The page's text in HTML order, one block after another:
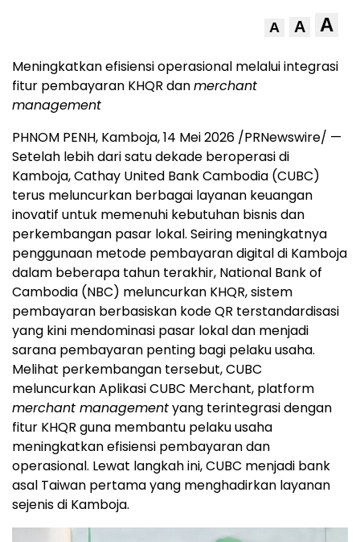
A A A
Meningkatkan efisiensi operasional melalui integrasi
fitur pembayaran KHQR danmerchant
management
PHNOM PENH, Kamboja, 14 Mei 2026 /PRNewswire/ —
Setelah lebih dari satu dekade beroperasi di
Kamboja, Cathay United Bank Cambodia (CUBC)
terus meluncurkan berbagai layanan keuangan
inovatif untuk memenuhi kebutuhan bisnis dan
perkembangan pasar lokal. Seiring meningkatnya
penggunaan metode pembayaran digital di Kamboja
dalam beberapa tahun terakhir, National Bank of
Cambodia (NBC) meluncurkan KHQR, sistem
pembayaran berbasiskan kode QR terstandardisasi
yang kini mendominasi pasar lokal dan menjadi
sarana pembayaran penting bagi pelaku usaha.
Melihat perkembangan tersebut, CUBC
meluncurkan Aplikasi CUBC Merchant, platform
merchant managementyang terintegrasi dengan
fitur KHQR guna membantu pelaku usaha
meningkatkan efisiensi pembayaran dan
operasional. Lewat langkah ini, CUBC menjadi bank
asal Taiwan pertama yang menghadirkan layanan
sejenis di Kamboja.